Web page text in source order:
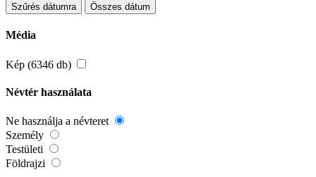
Szűrés dátumra Összes dátum
Média
Kép (6346 db)
Névtér használata
Ne használja a névteret
Személy
Testületi
Földrajzi